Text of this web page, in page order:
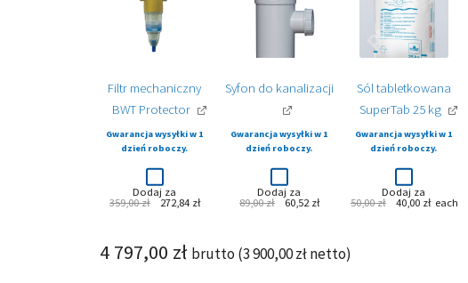
Filtr mechaniczny
BWT Protector
Gwarancja wysyłki w 1
dzień roboczy.
Dodaj za
359,00zł Pierwotna
272,84 złAktualna
Syfon do kanalizacji
Gwarancja wysyłki w 1
dzień roboczy.
Dodaj za
89,00zł Pierwotna
cena
60,52 złAktualna
Sól tabletkowana
SuperTab 25 kg
Gwarancja wysyłki w 1
dzień roboczy.
Dodaj za
50,00zł
Pierwotna
cena
40,00 złAktualna
each
4 797,00 zł brutto (3 900,00złnetto)